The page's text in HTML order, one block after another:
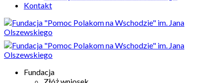
Kontakt
Fundacja